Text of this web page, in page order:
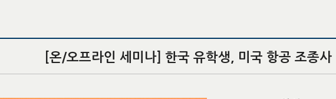
[온/오프라인 세미나] 한국 유학생, 미국 항공 조종사